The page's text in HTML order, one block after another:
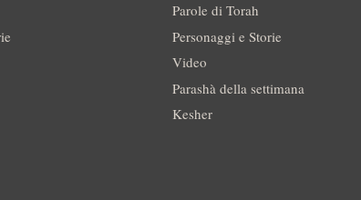
Parole di Torah
Personaggi e Storie
Video
Parashà della settimana
Kesher